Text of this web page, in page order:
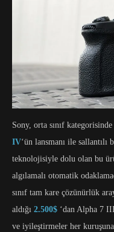
Sony, orta sınıf
IV‘ün lansmanı ile sallantılı
teknolojisiyle dolu olan bu
algılamalı otomatik
sınıf tam kare çözünürlük
aldığı 2.500$ ‘dan Alpha 7
ve iyileştirmeler her